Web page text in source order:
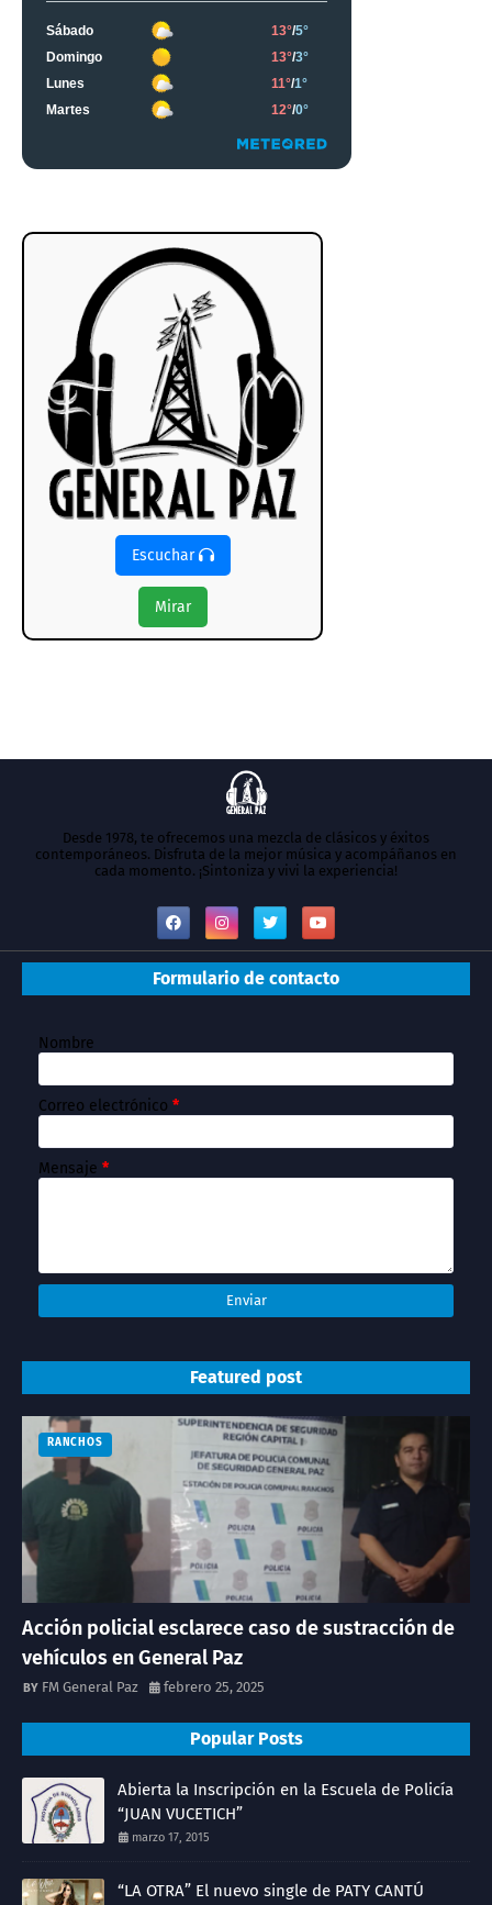
Escuchar
Mirar
Desde 1978, te ofrecemos una mezcla de clásicos y éxitos
contemporáneos. Disfruta de la mejor música y acompáñanos en
cada momento. ¡Sintoniza y vivi la experiencia!
Formulario de contacto
Nombre
Correo electrónico *
Mensaje *
Featured post
RANCHOS
Acción policial esclarece caso de sustracción de
vehículos en General Paz
FM General Paz febrero 25, 2025
Popular Posts
Abierta la Inscripción en la Escuela de Policía
“JUAN VUCETICH”
marzo 17, 2015
“LA OTRA” El nuevo single de PATY CANTÚ